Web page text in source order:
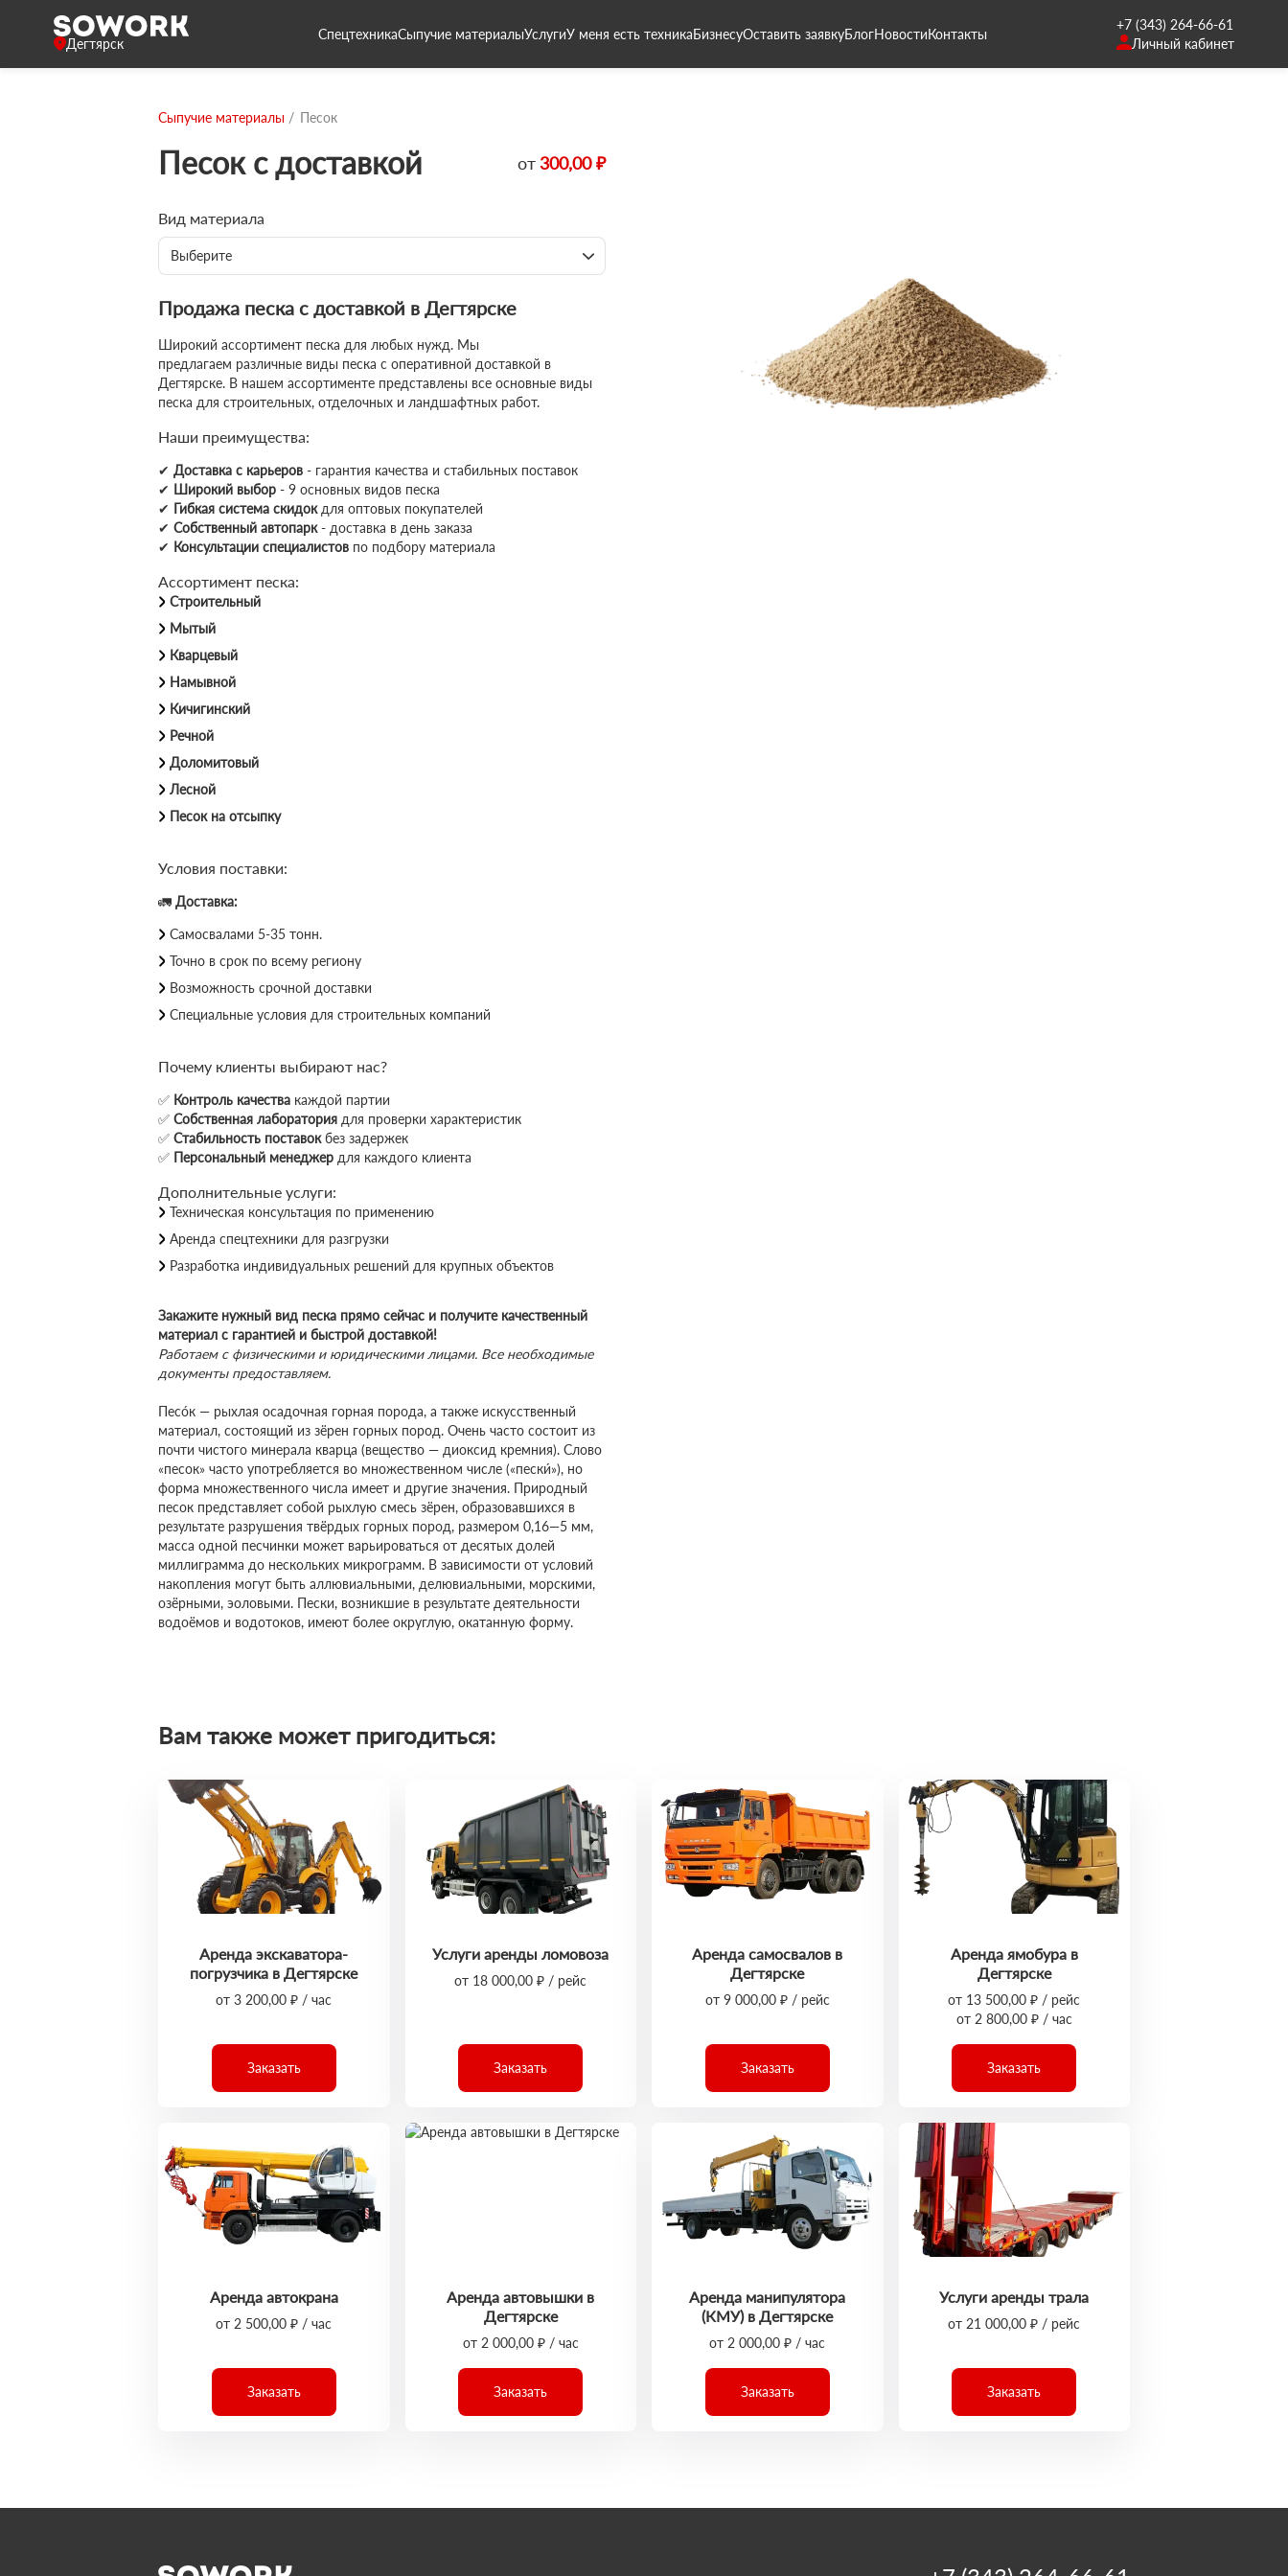
Дегтярск
СпецтехникаСыпучие материалыУслугиУ меня есть техникаБизнесуОставить заявкуБлогНовостиКонтакты
+7 (343) 264-66-61
Личный кабинет
Сыпучие материалы Песок
Песок с доставкой от300,00 ₽
Вид материала
Выберите
Продажа песка с доставкой в Дегтярске
Широкий ассортимент песка для любых нужд. Мы
предлагаем различные виды песка с оперативной доставкой в
Дегтярске. В нашем ассортименте представлены все основные виды
песка для строительных, отделочных и ландшафтных работ.
Наши преимущества:
✔ Доставка с карьеров - гарантия качества и стабильных поставок
✔ Широкий выбор - 9 основных видов песка
✔ Гибкая система скидокдля оптовых покупателей
✔ Собственный автопарк- доставка в день заказа
✔ Консультации специалистов по подбору материала
Ассортимент песка:
Строительный
Мытый
Кварцевый
Намывной
Кичигинский
Речной
Доломитовый
Лесной
Песок на отсыпку
Условия поставки:
🚛 Доставка:
Самосвалами 5-35 тонн.
Точно в срок по всему региону
Возможность срочной доставки
Специальные условия для строительных компаний
Почему клиенты выбирают нас?
✅ Контроль качества каждой партии
✅ Собственная лаборатория для проверки характеристик
✅ Стабильность поставокбез задержек
✅ Персональный менеджер для каждого клиента
Дополнительные услуги:
Техническая консультация по применению
Аренда спецтехники для разгрузки
Разработка индивидуальных решений для крупных объектов
Закажите нужный вид песка прямо сейчас и получите качественный
материал с гарантией и быстрой доставкой!
Работаем с физическими и юридическими лицами. Все необходимые
документы предоставляем.
Песо́к — рыхлая осадочная горная порода, а также искусственный
материал, состоящий из зёрен горных пород. Очень часто состоит из
почти чистого минерала кварца (вещество — диоксид кремния). Слово
«песок» часто употребляется во множественном числе («пески́»), но
форма множественного числа имеет и другие значения. Природный
песок представляет собой рыхлую смесь зёрен, образовавшихся в
результате разрушения твёрдых горных пород, размером 0,16—5 мм,
масса одной песчинки может варьироваться от десятых долей
миллиграмма до нескольких микрограмм. В зависимости от условий
накопления могут быть аллювиальными, делювиальными, морскими,
озёрными, эоловыми. Пески, возникшие в результате деятельности
водоёмов и водотоков, имеют более округлую, окатанную форму.
Вам также может пригодиться:
Аренда экскаватора-
погрузчика в Дегтярске
от 3 200,00 ₽ / час
Заказать
Услуги аренды ломовоза
от 18 000,00 ₽ / рейс
Заказать
Аренда самосвалов в
Дегтярске
от 9 000,00 ₽ / рейс
Заказать
Аренда ямобура в
Дегтярске
от 13 500,00 ₽ / рейс
от 2 800,00 ₽ / час
Заказать
Аренда автокрана
от 2 500,00 ₽ / час
Заказать
Аренда автовышки в
Дегтярске
от 2 000,00 ₽ / час
Заказать
Аренда манипулятора
(КМУ) в Дегтярске
от 2 000,00 ₽ / час
Заказать
Услуги аренды трала
от 21 000,00 ₽ / рейс
Заказать